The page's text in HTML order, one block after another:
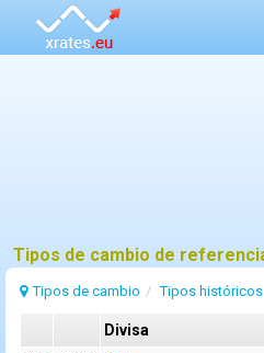
Tipos de cambio Tipos históricos
Divisa